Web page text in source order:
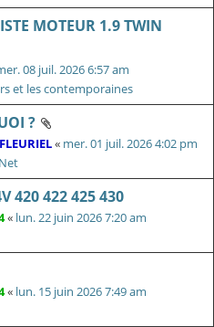
MOTEUR 1.9 TWIN
08 juil. 2026 6:57 am
et les contemporaines
?
« mer. 01 juil. 2026 4:02 pm
420 422 425 430
« lun. 22 juin 2026 7:20 am
« lun. 15 juin 2026 7:49 am